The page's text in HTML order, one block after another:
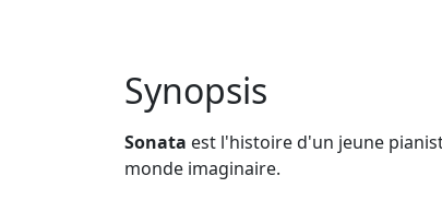
Synopsis
Sonata est l'histoire d'un jeune
monde imaginaire.